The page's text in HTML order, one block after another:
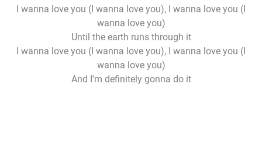
I wanna love you (I wanna love you), I wanna love you (I
wanna love you)
Until the earth runs through it
I wanna love you (I wanna love you), I wanna love you (I
wanna love you)
And I'm definitely gonna do it